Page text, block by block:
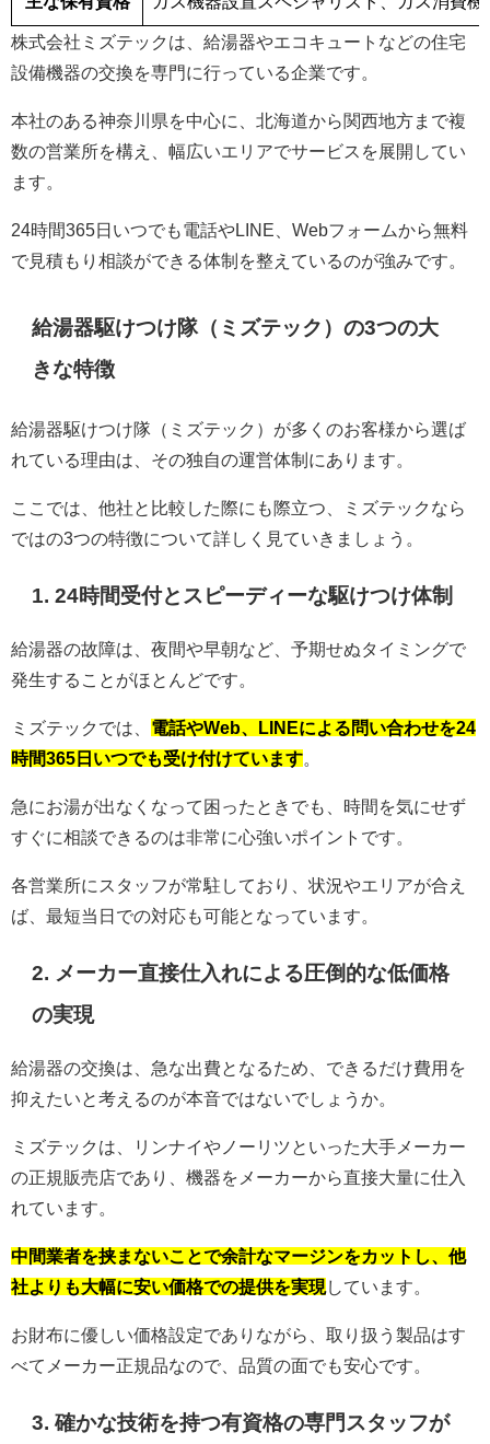
株式会社ミズテックは、給湯器やエコキュートなどの住宅
設備機器の交換を専門に行っている企業です。
本社のある神奈川県を中心に、北海道から関西地方まで複
数の営業所を構え、幅広いエリアでサービスを展開してい
ます。
24時間365日いつでも電話やLINE、Webフォームから無料
で見積もり相談ができる体制を整えているのが強みです。
給湯器駆けつけ隊（ミズテック）の3つの大
きな特徴
給湯器駆けつけ隊（ミズテック）が多くのお客様から選ば
れている理由は、その独自の運営体制にあります。
ここでは、他社と比較した際にも際立つ、ミズテックなら
ではの3つの特徴について詳しく見ていきましょう。
1. 24時間受付とスピーディーな駆けつけ体制
給湯器の故障は、夜間や早朝など、予期せぬタイミングで
発生することがほとんどです。
ミズテックでは、 電話やWeb、LINEによる問い合わせを24
時間365日いつでも受け付けています。
急にお湯が出なくなって困ったときでも、時間を気にせず
すぐに相談できるのは非常に心強いポイントです。
各営業所にスタッフが常駐しており、状況やエリアが合え
ば、最短当日での対応も可能となっています。
2. メーカー直接仕入れによる圧倒的な低価格
の実現
給湯器の交換は、急な出費となるため、できるだけ費用を
抑えたいと考えるのが本音ではないでしょうか。
ミズテックは、リンナイやノーリツといった大手メーカー
の正規販売店であり、機器をメーカーから直接大量に仕入
れています。
中間業者を挟まないことで余計なマージンをカットし、他
社よりも大幅に安い価格での提供を実現しています。
お財布に優しい価格設定でありながら、取り扱う製品はす
べてメーカー正規品なので、品質の面でも安心です。
3. 確かな技術を持つ有資格の専門スタッフが